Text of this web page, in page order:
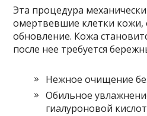
Эта процедура
омертвевшие клетки кожи,
обновление. Кожа
после нее требуется
Нежное очищение
Обильное
гиалуроновой